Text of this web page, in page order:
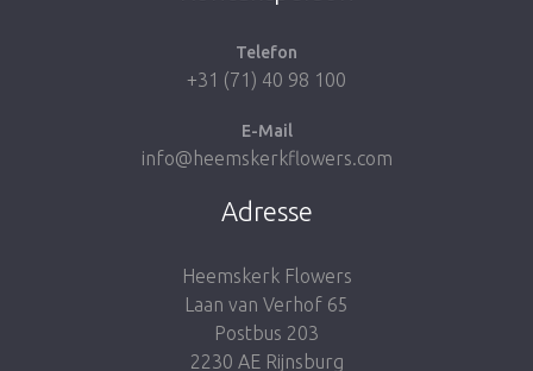
Telefon
+31 (71) 40 98 100
E-Mail
info@heemskerkflowers.com
Adresse
Heemskerk Flowers
Laan van Verhof 65
Postbus 203
2230 AE Rijnsburg